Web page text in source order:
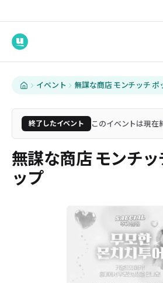
イベント 無謀な商店 モンチッチ ポ
終了したイベント このイベントは現在
無謀な商店 モンチ
ップ